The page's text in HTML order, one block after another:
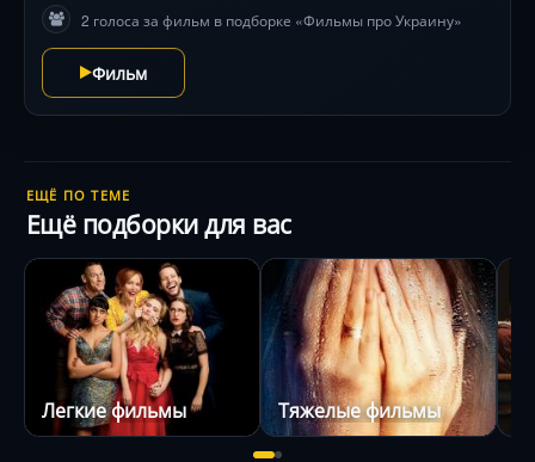
2 голоса за фильм в подборке «Фильмы про Украину»
Фильм
ЕЩЁ ПО ТЕМЕ
Ещё подборки для вас
Легкие фильмы Тяжелые фильмы